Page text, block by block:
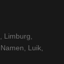
Limburg
Namen Luik